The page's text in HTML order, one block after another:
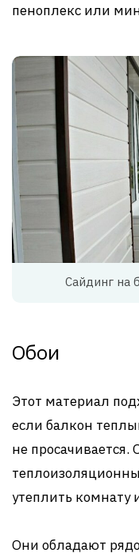
пеноплекс или
Сайдинг на
Обои
Этот материал
если балкон
не
утеплить комнату
Они обладают